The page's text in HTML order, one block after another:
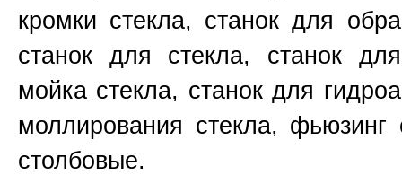
кромки стекла, станок для
станок для стекла, станок
мойка стекла, станок для
моллирования стекла,
столбовые.